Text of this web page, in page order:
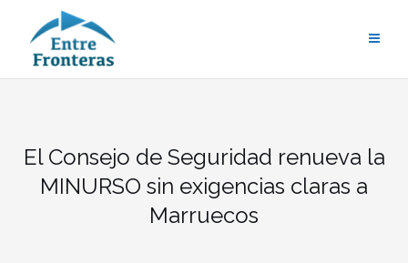
contenido
El Consejo de Seguridad renueva la
MINURSO sin exigencias claras a
Marruecos